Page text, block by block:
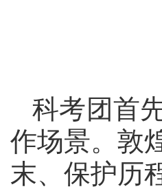
科考团首
作场景。敦
末、保护历